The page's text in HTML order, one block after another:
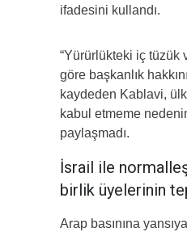
ifadesini kullandı.
“Yürürlükteki iç tüzük
göre başkanlık
kaydeden Kablavi,
kabul etmeme
paylaşmadı.
İsrail ile
birlik üyelerinin
Arap basınına